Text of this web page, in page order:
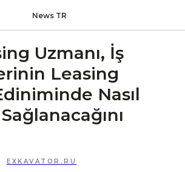
News TR
Uzmanı, İş
Leasing
Nasıl
EXKAVATOR.RU